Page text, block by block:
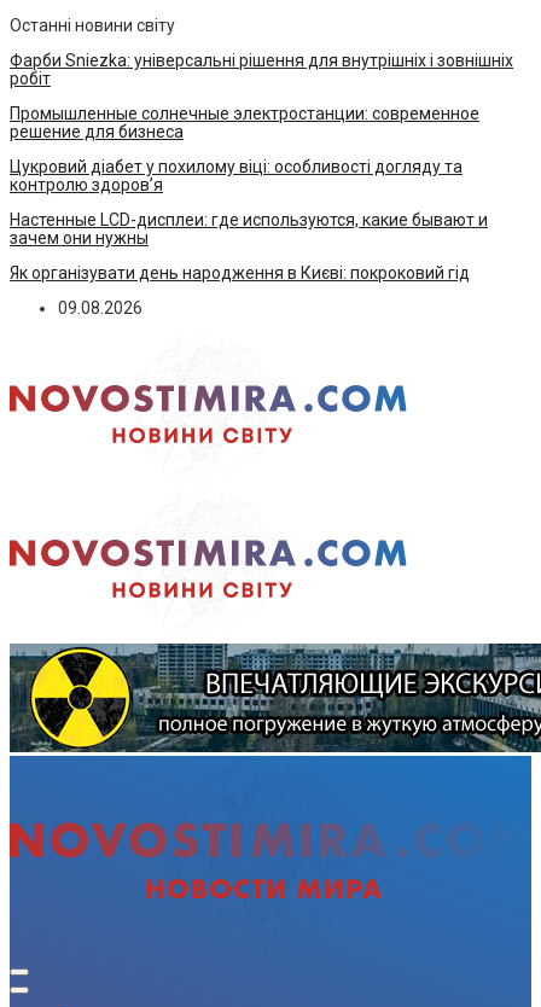
Останні новини світу
Фарби Sniezka: універсальні рішення для внутрішніх і зовнішніх
робіт
Промышленные солнечные электростанции: современное
решение для бизнеса
Цукровий діабет у похилому віці: особливості догляду та
контролю здоров’я
Настенные LCD-дисплеи: где используются, какие бывают и
зачем они нужны
Як організувати день народження в Києві: покроковий гід
09.08.2026